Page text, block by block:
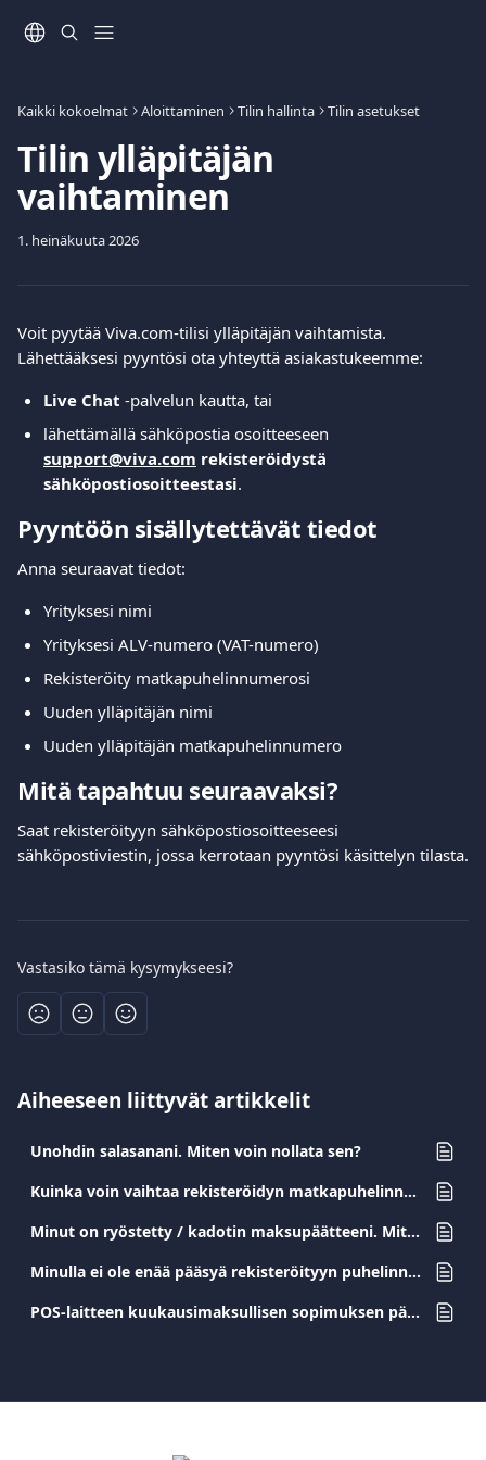
Kaikki kokoelmat Aloittaminen Tilin hallinta Tilin asetukset
Tilin ylläpitäjän
vaihtaminen
1. heinäkuuta 2026
Voit pyytää Viva.com-tilisi ylläpitäjän vaihtamista.
Lähettääksesi pyyntösi ota yhteyttä asiakastukeemme:
Live Chat -palvelun kautta, tai
lähettämällä sähköpostia osoitteeseen
support@viva.com rekisteröidystä
sähköpostiosoitteestasi.
Pyyntöön sisällytettävät tiedot
Anna seuraavat tiedot:
Yrityksesi nimi
Yrityksesi ALV-numero (VAT-numero)
Rekisteröity matkapuhelinnumerosi
Uuden ylläpitäjän nimi
Uuden ylläpitäjän matkapuhelinnumero
Mitä tapahtuu seuraavaksi?
Saat rekisteröityyn sähköpostiosoitteeseesi
sähköpostiviestin, jossa kerrotaan pyyntösi käsittelyn tilasta.
Vastasiko tämä kysymykseesi?
Aiheeseen liittyvät artikkelit
Unohdin salasanani. Miten voin nollata sen?
Kuinka voin vaihtaa rekisteröidyn matkapuhelinnumeroni?
Minut on ryöstetty / kadotin maksupäätteeni. Mitä minun pitäisi tehdä?
Minulla ei ole enää pääsyä rekisteröityyn puhelinnumerooni. Miten voin vaihtaa sen?
POS-laitteen kuukausimaksullisen sopimuksen päättäminen